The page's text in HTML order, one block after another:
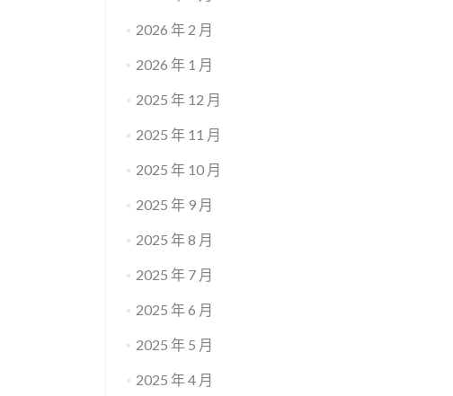
2026 年 2 月
2026 年 1 月
2025 年 12 月
2025 年 11 月
2025 年 10 月
2025 年 9 月
2025 年 8 月
2025 年 7 月
2025 年 6 月
2025 年 5 月
2025 年 4 月